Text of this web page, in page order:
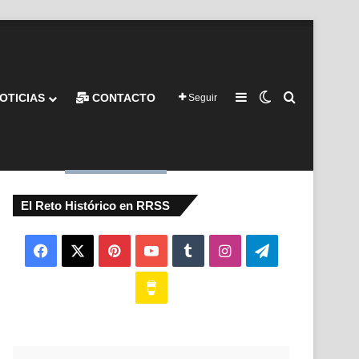
CONTACTO Seguir Barra lateral
Switch skin
El Reto Histórico en RRSS
Facebook PinterestYouTubeTumblrInstagramTelegram